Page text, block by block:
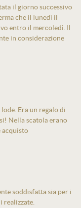
il giorno successivo
che il lunedì il
entro il mercoledì. Il
in considerazione
Era un regalo di
Nella scatola erano
acquisto
soddisfatta sia per i
realizzate.